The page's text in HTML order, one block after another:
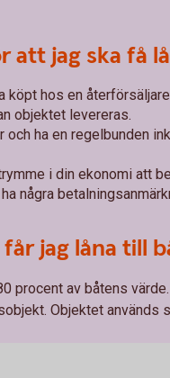
att jag ska få
köpt hos en
objektet levereras.
och ha en regelbunden
i din ekonomi att
några
jag låna till
procent av båtens
Objektet används